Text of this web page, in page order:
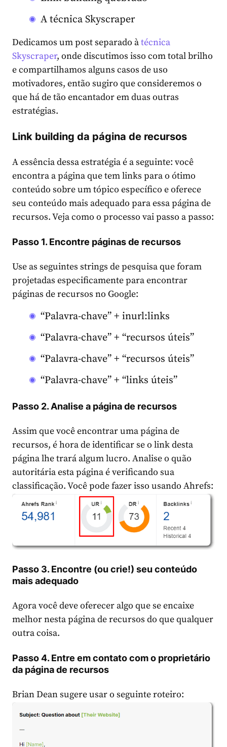
A técnica Skyscraper
Dedicamos um post separado àtécnica
Skyscraper, onde discutimos isso com total brilho
e compartilhamos alguns casos de uso
motivadores, então sugiro que consideremos o
que há de tão encantador em duas outras
estratégias.
Link building da página de recursos
A essência dessa estratégia é a seguinte: você
encontra a página que tem links para o ótimo
conteúdo sobre um tópico específico e oferece
seu conteúdo mais adequado para essa página de
recursos. Veja como o processo vai passo a passo:
Passo 1. Encontre páginas de recursos
Use as seguintes strings de pesquisa que foram
projetadas especificamente para encontrar
páginas de recursos no Google:
“Palavra-chave” + inurl:links
“Palavra-chave” + “recursos úteis”
“Palavra-chave” + “recursos úteis”
“Palavra-chave” + “links úteis”
Passo 2. Analise a página de recursos
Assim que você encontrar uma página de
recursos, é hora de identificar se o link desta
página lhe trará algum lucro. Analise o quão
autoritária esta página é verificando sua
classificação. Você pode fazer isso usando Ahrefs:
Passo 3. Encontre (ou crie!) seu conteúdo
mais adequado
Agora você deve oferecer algo que se encaixe
melhor nesta página de recursos do que qualquer
outra coisa.
Passo 4. Entre em contato com o proprietário
da página de recursos
Brian Dean sugere usar o seguinte roteiro: